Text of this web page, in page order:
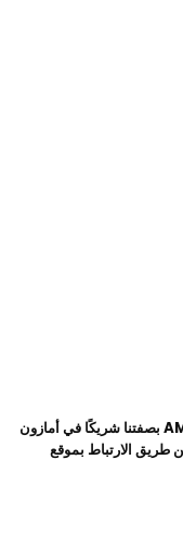
اكوادي أحد المشاركين في برنامج شركاء AMAZON بصفتنا شريكًا في أمازون
الارتباط بموقع